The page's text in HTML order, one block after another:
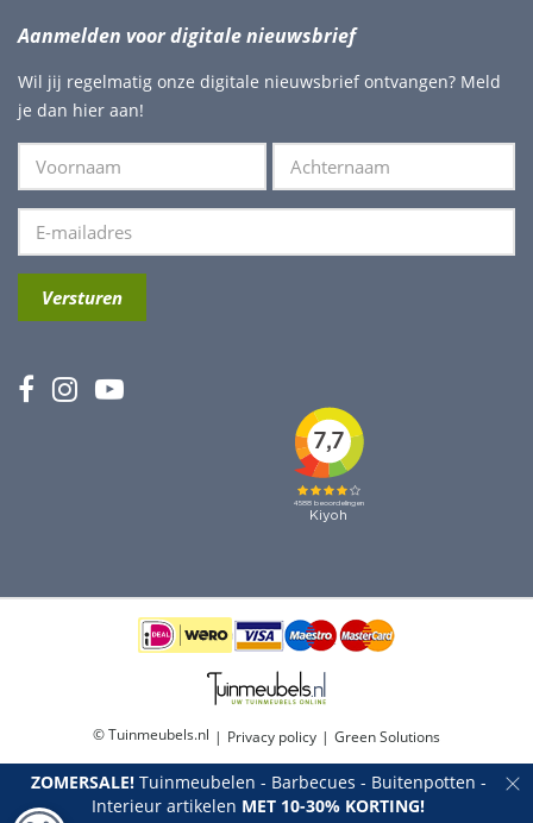
ZOMERSALE!Tuinmeubelen - Barbecues - Buitenpotten -
Interieur artikelen MET 10-30% KORTING!
Aanmelden voor digitale nieuwsbrief
Wil jij regelmatig onze digitale nieuwsbrief ontvangen? Meld
je dan hier aan!
© Tuinmeubels.nl Privacy policy
Green Solutions
Tuincentrum Overzicht